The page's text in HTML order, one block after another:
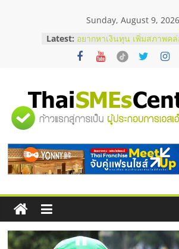
Sunday, August 9, 2026
Latest:
บริษัท Cybersecurity ในไท
วิธีเลือกผู้ให้บริการให้คุ้มค่า
โจทย์ธุรกิจ
อยากหาเงินทุน เพิ่มสภาพคล่
บริการน้ำมัน Shell
สัมมนาลงทุน แฟรนไชส์ยอ
ThaiFranchise Meet Up จั
ร้านเครื่องเสียงคุณภาพสูง
โซลูชันระบบภาพและเสียง
"ศูนย์
รวม
ข้อมูล
ธุรกิจ